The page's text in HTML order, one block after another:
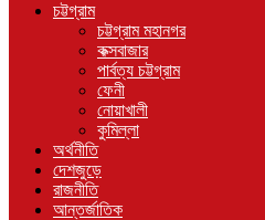
চট্টগ্রাম
চট্টগ্রাম মহানগর
কক্সবাজার
পার্বত্য চট্টগ্রাম
ফেনী
নোয়াখালী
কুমিল্লা
অর্থনীতি
দেশজুড়ে
রাজনীতি
আন্তর্জাতিক